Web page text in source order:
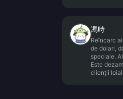
馮時
Reîncarc
de dolari,
speciale.
Este
clienții